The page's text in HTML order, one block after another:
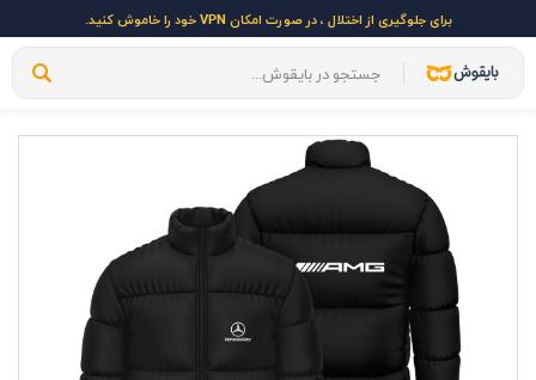
برای جلوگیری از اختلال ، در صورت امکان VPN خود را خاموش کنید.